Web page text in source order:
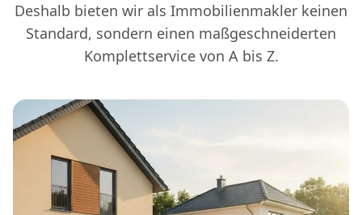
Deshalb bieten wir als Immobilienmakler keinen
Standard, sondern einen maßgeschneiderten
Komplettservice von A bis Z.